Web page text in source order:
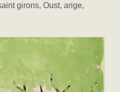
girons, Oust, arige,